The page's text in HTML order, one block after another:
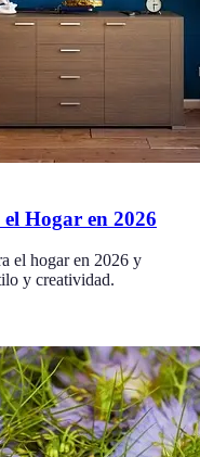
Hogar en 2026
el hogar en 2026 y
y creatividad.